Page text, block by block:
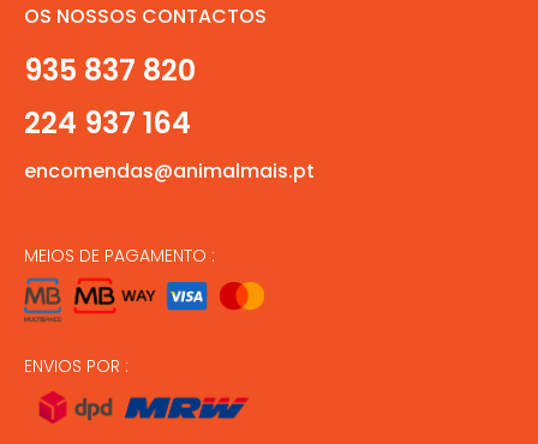
OS NOSSOS CONTACTOS
935 837 820
224 937 164
encomendas@animalmais.pt
MEIOS DE PAGAMENTO :
ENVIOS POR :